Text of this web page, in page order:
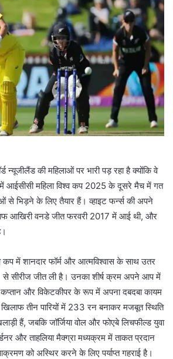
न्यूजीलैंड की महिलाओं पर भारी पड़ रहा है क्योंकि वे
आईसीसी महिला विश्व कप 2025 के दूसरे मैच में गत
से भिड़ने के लिए तैयार हैं। व्हाइट फर्न्स की अपने
आखिरी वनडे जीत फरवरी 2017 में आई थी, और
कप में शानदार फॉर्म और आत्मविश्वास के साथ उतर
से सीरीज जीत ली है। उनका शीर्ष क्रम अपने आप में
कप्तान और विकेटकीपर के रूप में अपना दबदबा कायम
तीन पारियों में 233 रन बनाकर मजबूत स्थिति
हैं, जबकि जॉर्जिया वोल और फोएबे लिचफील्ड युवा
और ताहलिया मैक्ग्रा मध्यक्रम में ताकत प्रदान
को अस्थिर करने के लिए पर्याप्त गहराई है।